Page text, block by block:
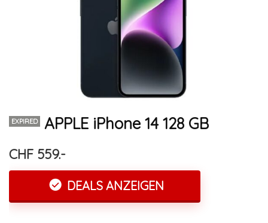
EXPIRED APPLE iPhone 14 128 GB
CHF 559.-
DEALS ANZEIGEN